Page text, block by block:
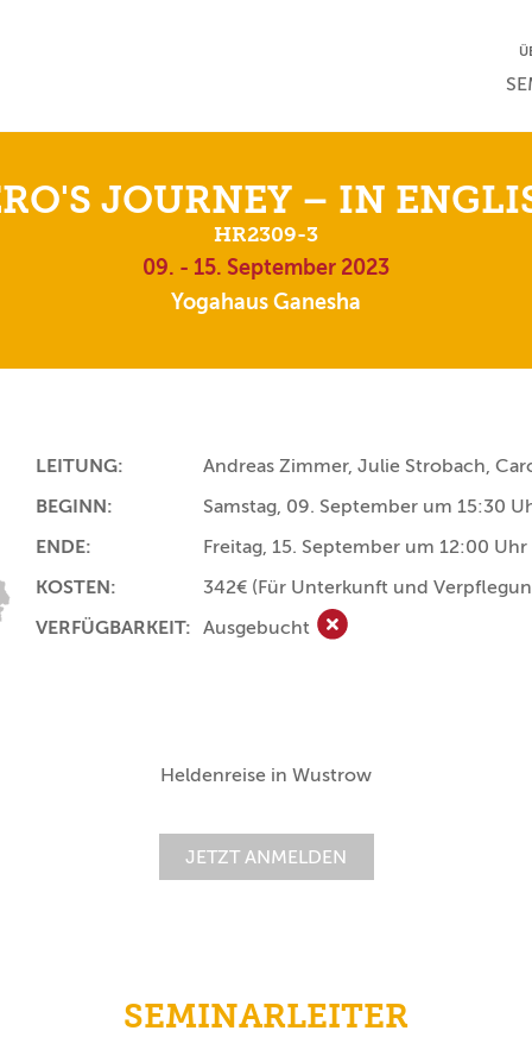
JOURNEY – IN
HR2309-3
09. - 15. September 2023
Yogahaus Ganesha
LEITUNG:
Andreas Zimmer, Julie Strobach,
BEGINN:
Samstag, 09. September um 15:30
ENDE:
Freitag, 15. September um 12:00 Uhr
KOSTEN:
342€ (Für Unterkunft und
VERFÜGBARKEIT: Ausgebucht Ausgebucht
Heldenreise in Wustrow
JETZT ANMELDEN
SEMINARLEITER